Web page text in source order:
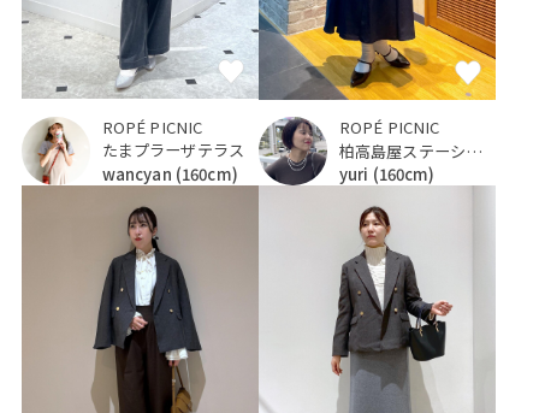
ROPÉ PICNIC
たまプラーザテラス
wancyan (160cm)
ROPÉ PICNIC
柏高島屋ステーションモール
yuri (160cm)